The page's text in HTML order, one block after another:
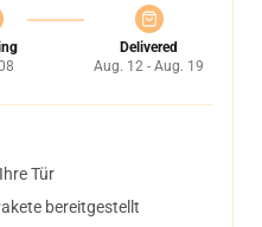
Delivered
Aug. 12 - Aug. 19
Tür
bereitgestellt